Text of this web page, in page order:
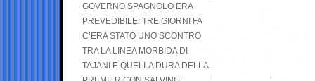
GOVERNO SPAGNOLO ERA
PREVEDIBILE: TRE GIORNI FA
C’ERA STATO UNO SCONTRO
TRA LA LINEA MORBIDA DI
TAJANI E QUELLA DURA DELLA